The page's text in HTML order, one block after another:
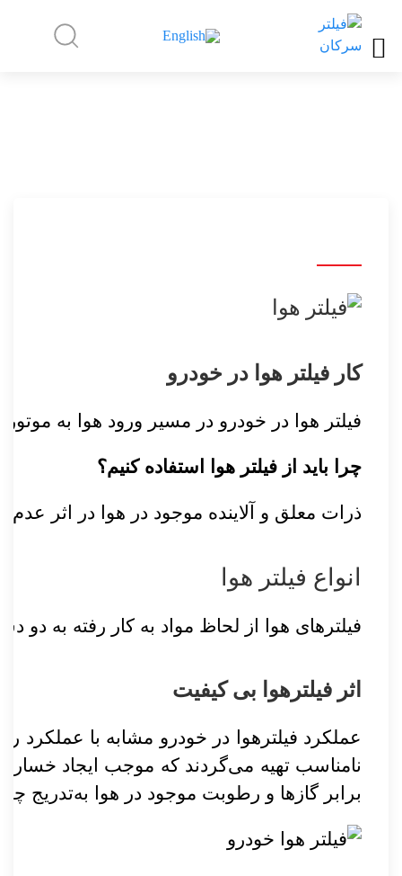
کار فیلتر هوا در خودرو
فیلتر هوا در خودرو در مسیر ورود هوا به
چرا باید از فیلتر ‌هوا استفاده کنیم؟
ذرات معلق و آلاینده موجود در هوا در اثر
انواع فیلتر هوا
فیلترهای هوا از لحاظ مواد به کار رفته به
اثر فیلترهوا بی کیفیت
عملکرد فیلترهوا در خودرو مشابه با عملکرد
نا‌مناسب تهیه می‌گردند که موجب ایجاد
برابر گاز‌ها و رطوبت موجود در هوا